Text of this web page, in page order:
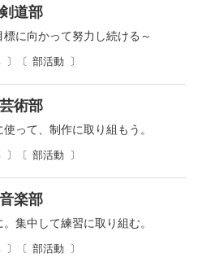
部活動
道部
に向かって努力し続ける～
部活動
術部
って、制作に取り組もう。
部活動
楽部
集中して練習に取り組む。